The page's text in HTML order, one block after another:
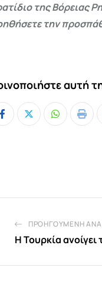
της Βόρειας
την
αυτή
Whatsapp
Print
ΠΡΟΗΓΟΎΜΕΝΗ
Η Τουρκία ανοίγει